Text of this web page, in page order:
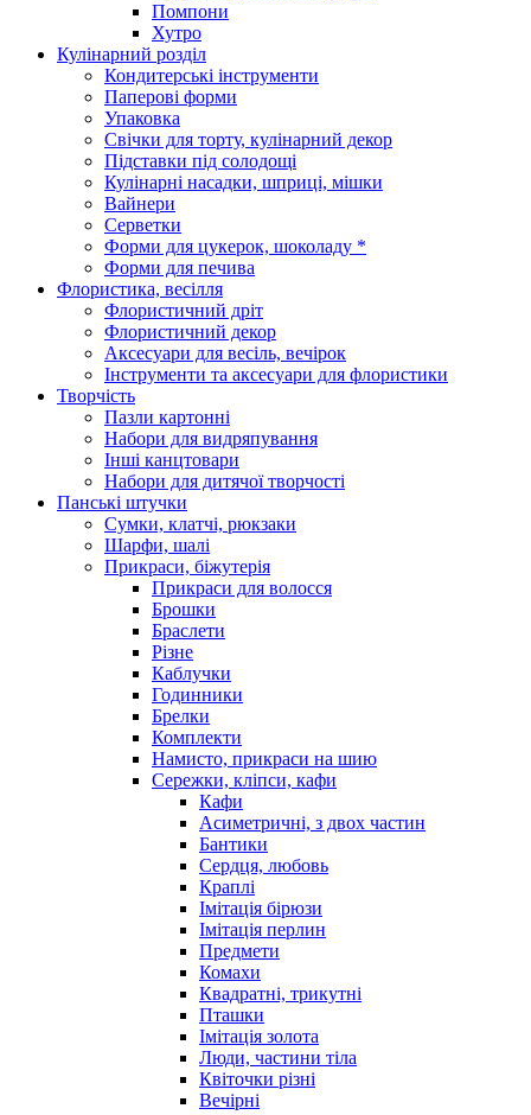
Помпони
Хутро
Кулінарний розділ
Кондитерські інструменти
Паперові форми
Упаковка
Свічки для торту, кулінарний декор
Підставки під солодощі
Кулінарні насадки, шприці, мішки
Вайнери
Серветки
Форми для цукерок, шоколаду *
Форми для печива
Флористика, весілля
Флористичний дріт
Флористичний декор
Аксесуари для весіль, вечірок
Інструменти та аксесуари для флористики
Творчість
Пазли картонні
Набори для видряпування
Інші канцтовари
Набори для дитячої творчості
Панські штучки
Сумки, клатчі, рюкзаки
Шарфи, шалі
Прикраси, біжутерія
Прикраси для волосся
Брошки
Браслети
Різне
Каблучки
Годинники
Брелки
Комплекти
Намисто, прикраси на шию
Сережки, кліпси, кафи
Кафи
Асиметричні, з двох частин
Бантики
Сердця, любовь
Краплі
Імітація бірюзи
Імітація перлин
Предмети
Комахи
Квадратні, трикутні
Пташки
Імітація золота
Люди, частини тіла
Квіточки різні
Вечірні